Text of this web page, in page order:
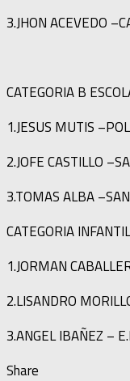
3.JHON ACEVEDO
CATEGORIA B
1.JESUS MUTIS
2.JOFE CASTILLO
3.TOMAS ALBA
CATEGORIA
1.JORMAN
2.LISANDRO
3.ANGEL IBAÑEZ –
Share